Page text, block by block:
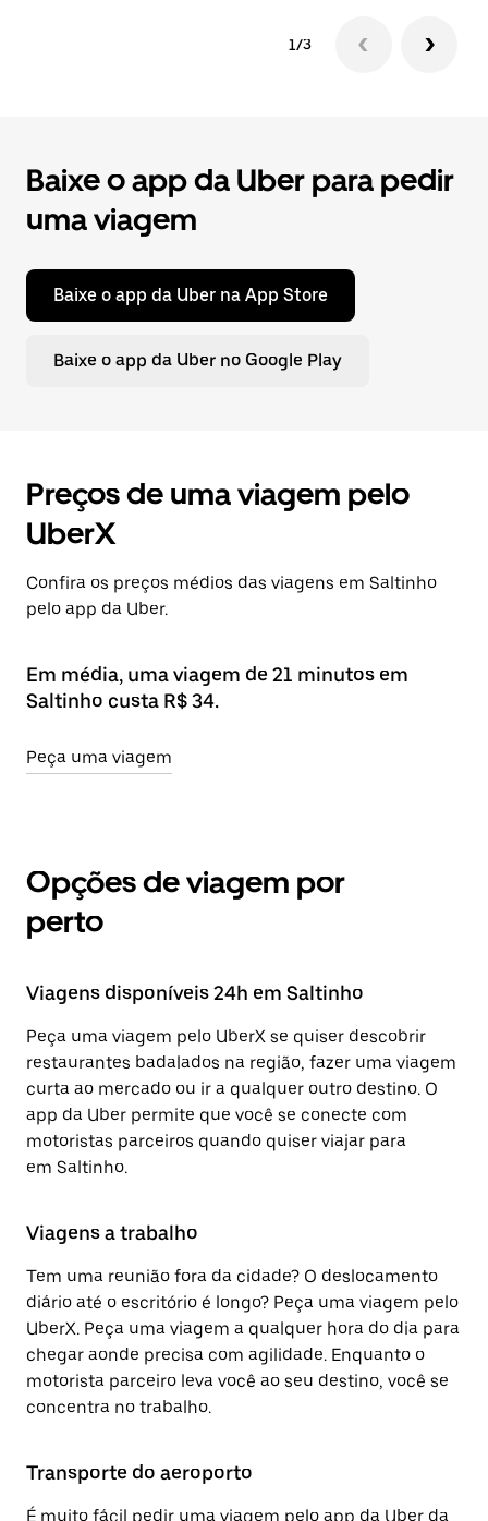
1/3
Baixe o app da Uber para pedir
uma viagem
Baixe o app da Uber na App Store
Baixe o app da Uber no Google Play
Preços de uma viagem pelo
UberX
Confira os preços médios das viagens em Saltinho
pelo app da Uber.
Em média, uma viagem de 21 minutos em
Saltinho custa R$ 34.
Peça uma viagem
Opções de viagem por
perto
Viagens disponíveis 24h em Saltinho
Peça uma viagem pelo UberX se quiser descobrir
restaurantes badalados na região, fazer uma viagem
curta ao mercado ou ir a qualquer outro destino. O
app da Uber permite que você se conecte com
motoristas parceiros quando quiser viajar para
em Saltinho.
Viagens a trabalho
Tem uma reunião fora da cidade? O deslocamento
diário até o escritório é longo? Peça uma viagem pelo
UberX. Peça uma viagem a qualquer hora do dia para
chegar aonde precisa com agilidade. Enquanto o
motorista parceiro leva você ao seu destino, você se
concentra no trabalho.
Transporte do aeroporto
É muito fácil pedir uma viagem pelo app da Uber da